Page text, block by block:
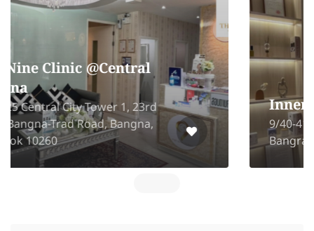
Innerheal wellness
9/40-41 Surawong Rd. Suriyawong,
Bangrak, Bangkok 10500